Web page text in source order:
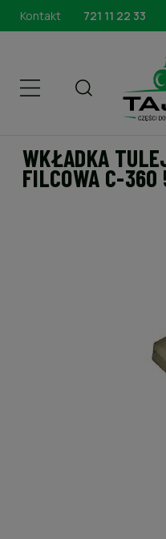
Kontakt 721 11 22 33
WKŁADKA
FILCOWA C-